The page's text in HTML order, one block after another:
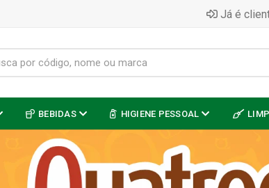
Já é
BEBIDAS HIGIENE PESSOAL